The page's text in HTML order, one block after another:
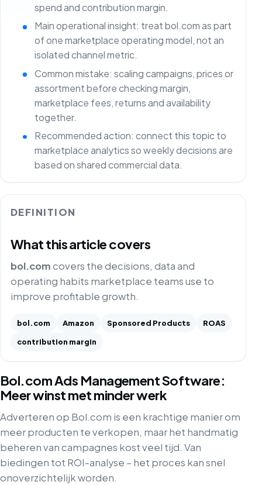
spend and contribution margin.
Main operational insight: treat bol.com as part
of one marketplace operating model, not an
isolated channel metric.
Common mistake: scaling campaigns, prices or
assortment before checking margin,
marketplace fees, returns and availability
together.
Recommended action: connect this topic to
marketplace analytics so weekly decisions are
based on shared commercial data.
DEFINITION
What this article covers
bol.comcovers the decisions, data and
operating habits marketplace teams use to
improve profitable growth.
bol.com Amazon Sponsored Products
ROAS
contribution margin
Bol.com Ads Management Software:
Meer winst met minder werk
Adverteren op Bol.com is een krachtige manier om
meer producten te verkopen, maar het handmatig
beheren van campagnes kost veel tijd. Van
biedingen tot ROI-analyse – het proces kan snel
onoverzichtelijk worden.